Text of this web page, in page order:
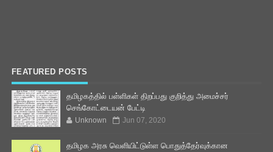
FEATURED POSTS
தமிழகத்தில் பள்ளிகள் திறப்பது குறித்து அமைச்சர்
செங்கோட்டையன் பேட்டி
Unknown Jun 07, 2020
தமிழக அரசு வெளியிட்டுள்ள பொதுத்தேர்வுக்கான